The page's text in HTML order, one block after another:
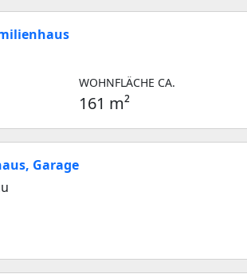
WOHNFLÄCHE CA.
161 m²
Garage